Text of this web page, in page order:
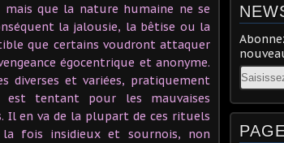
que la nature humaine ne se
la jalousie, la bêtise ou la
que certains voudront attaquer
égocentrique et anonyme.
diverses et variées, pratiquement
est tentant pour les mauvaises
Il en va de la plupart de ces rituels
fois insidieux et sournois, non
Email